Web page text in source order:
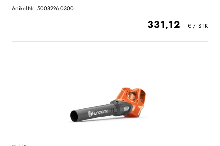
Artikel-Nr: 5008296.0300
331,12